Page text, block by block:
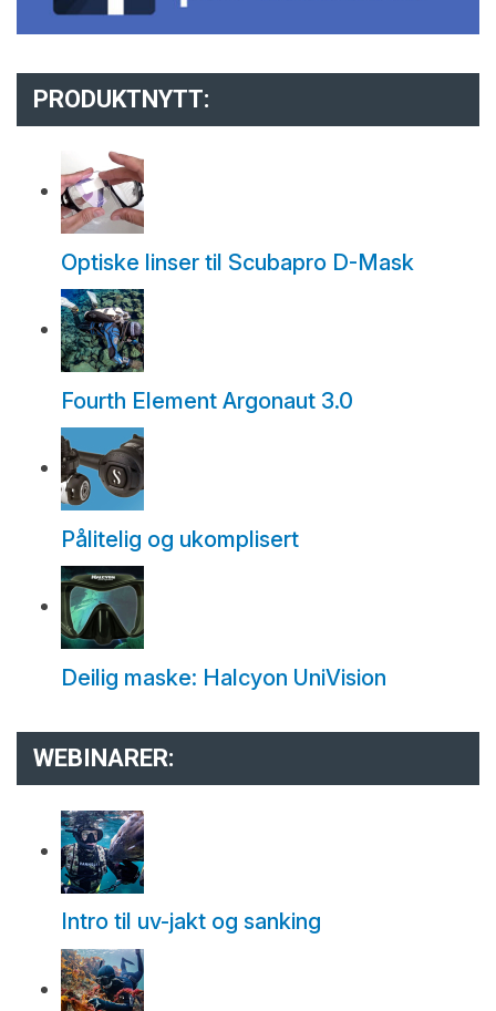
PRODUKTNYTT:
Optiske linser til Scubapro D-Mask
Fourth Element Argonaut 3.0
Pålitelig og ukomplisert
Deilig maske: Halcyon UniVision
WEBINARER:
Intro til uv-jakt og sanking